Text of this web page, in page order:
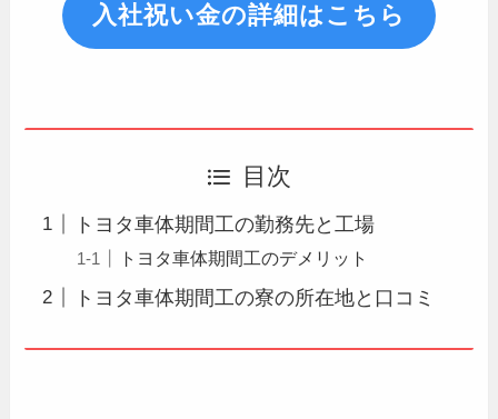
入社祝い金の詳細はこちら
目次
トヨタ車体期間工の勤務先と工場
トヨタ車体期間工のデメリット
トヨタ車体期間工の寮の所在地と口コミ